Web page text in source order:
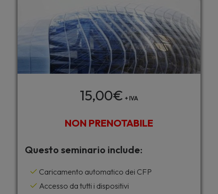
15,00€ + IVA
NON PRENOTABILE
Questo seminario include:
Caricamento automatico dei CFP
Accesso da tutti i dispositivi